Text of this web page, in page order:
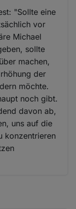
"Sollte eine
vor
Michael
sollte
machen,
der
möchte.
noch gibt.
davon ab,
uns auf die
konzentrieren